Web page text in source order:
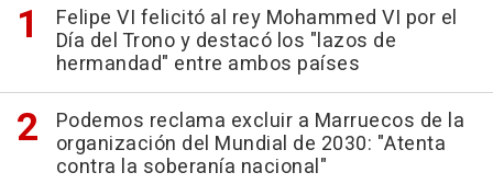
Felipe VI felicitó al rey Mohammed VI por el
Día del Trono y destacó los "lazos de
hermandad" entre ambos países
Podemos reclama excluir a Marruecos de la
organización del Mundial de 2030: "Atenta
contra la soberanía nacional"